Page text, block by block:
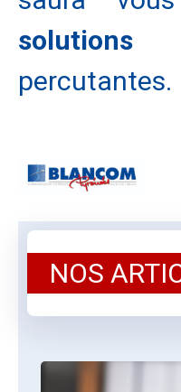
solutions
percutantes.
NOS